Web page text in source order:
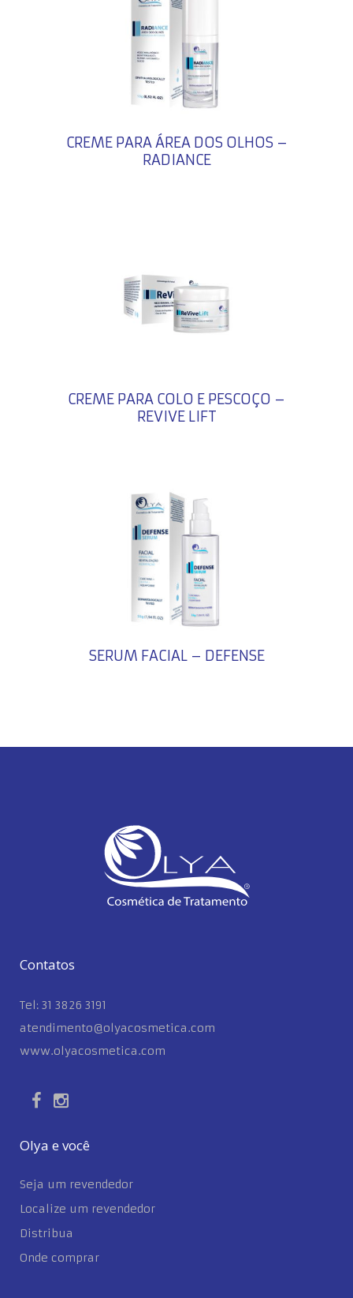
CREME PARA ÁREA DOS OLHOS –
RADIANCE
CREME PARA COLO E PESCOÇO –
REVIVE LIFT
SERUM FACIAL – DEFENSE
Contatos
Tel: 31 3826 3191
atendimento@olyacosmetica.com
www.olyacosmetica.com
Olya e você
Seja um revendedor
Localize um revendedor
Distribua
Onde comprar